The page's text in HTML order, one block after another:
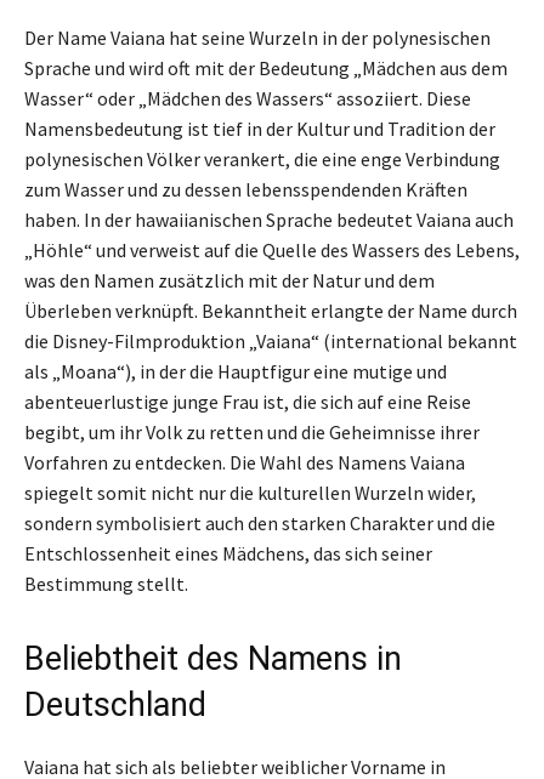
Der Name Vaiana hat seine Wurzeln in der polynesischen
Sprache und wird oft mit der Bedeutung „Mädchen aus dem
Wasser“ oder „Mädchen des Wassers“ assoziiert. Diese
Namensbedeutung ist tief in der Kultur und Tradition der
polynesischen Völker verankert, die eine enge Verbindung
zum Wasser und zu dessen lebensspendenden Kräften
haben. In der hawaiianischen Sprache bedeutet Vaiana auch
„Höhle“ und verweist auf die Quelle des Wassers des Lebens,
was den Namen zusätzlich mit der Natur und dem
Überleben verknüpft. Bekanntheit erlangte der Name durch
die Disney-Filmproduktion „Vaiana“ (international bekannt
als „Moana“), in der die Hauptfigur eine mutige und
abenteuerlustige junge Frau ist, die sich auf eine Reise
begibt, um ihr Volk zu retten und die Geheimnisse ihrer
Vorfahren zu entdecken. Die Wahl des Namens Vaiana
spiegelt somit nicht nur die kulturellen Wurzeln wider,
sondern symbolisiert auch den starken Charakter und die
Entschlossenheit eines Mädchens, das sich seiner
Bestimmung stellt.
Beliebtheit des Namens in
Deutschland
Vaiana hat sich als beliebter weiblicher Vorname in